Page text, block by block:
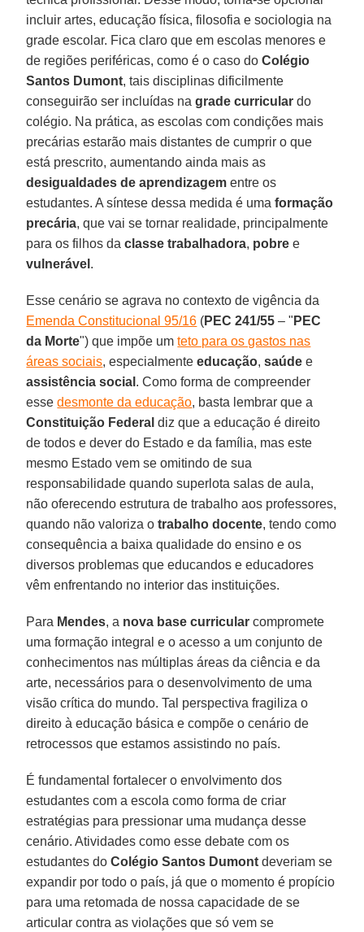
incluir artes, educação física, filosofia e sociologia na
grade escolar. Fica claro que em escolas menores e
de regiões periféricas, como é o caso doColégio
Santos Dumont, tais disciplinas dificilmente
conseguirão ser incluídas na grade curricular do
colégio. Na prática, as escolas com condições mais
precárias estarão mais distantes de cumprir o que
está prescrito, aumentando ainda mais as
desigualdades de aprendizagem entre os
estudantes. A síntese dessa medida é umaformação
precária, que vai se tornar realidade, principalmente
para os filhos daclasse trabalhadora, pobree
vulnerável .
Esse cenário se agrava no contexto de vigência da
Emenda Constitucional 95/16 (PEC 241/55 – " PEC
da Morte") que impõe umteto para os gastos nas
áreas sociais, especialmenteeducação, saúdee
assistência social . Como forma de compreender
essedesmonte da educação, basta lembrar que a
Constituição Federal diz que a educação é direito
de todos e dever do Estado e da família, mas este
mesmo Estado vem se omitindo de sua
responsabilidade quando superlota salas de aula,
não oferecendo estrutura de trabalho aos professores,
quando não valoriza otrabalho docente, tendo como
consequência a baixa qualidade do ensino e os
diversos problemas que educandos e educadores
vêm enfrentando no interior das instituições.
Para Mendes, a nova base curricular compromete
uma formação integral e o acesso a um conjunto de
conhecimentos nas múltiplas áreas da ciência e da
arte, necessários para o desenvolvimento de uma
visão crítica do mundo. Tal perspectiva fragiliza o
direito à educação básica e compõe o cenário de
retrocessos que estamos assistindo no país.
É fundamental fortalecer o envolvimento dos
estudantes com a escola como forma de criar
estratégias para pressionar uma mudança desse
cenário. Atividades como esse debate com os
estudantes doColégio Santos Dumont deveriam se
expandir por todo o país, já que o momento é propício
para uma retomada de nossa capacidade de se
articular contra as violações que só vem se